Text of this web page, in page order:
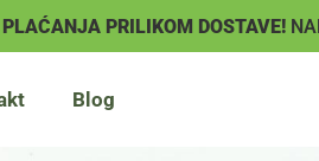
PRILIKOM DOSTAVE!
Blog